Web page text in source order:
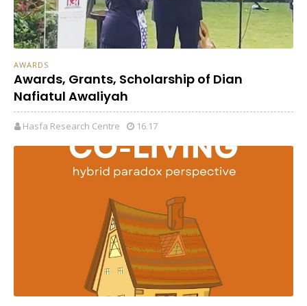
AWARDS
Awards, Grants, Scholarship of Dian
Nafiatul Awaliyah
Hasfa Research Centre 16.17